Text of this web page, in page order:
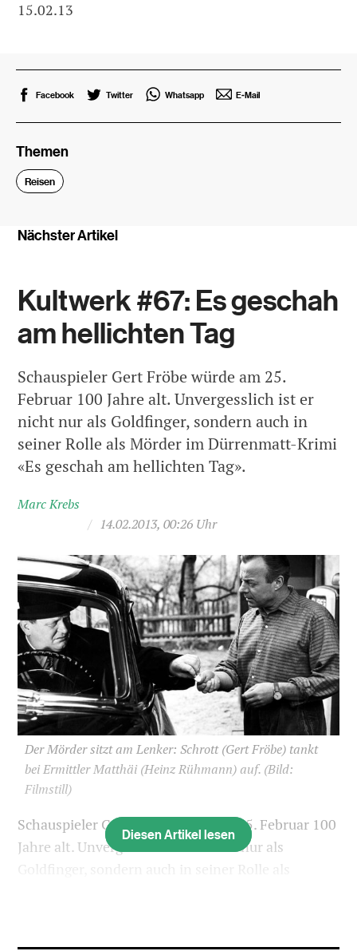
15.02.13
Facebook Twitter Whatsapp E-Mail
Themen
Reisen
Nächster Artikel
Kultwerk #67: Es geschah
am hellichten Tag
Schauspieler Gert Fröbe würde am 25.
Februar 100 Jahre alt. Unvergesslich ist er
nicht nur als Goldfinger, sondern auch in
seiner Rolle als Mörder im Dürrenmatt-Krimi
«Es geschah am hellichten Tag».
Marc Krebs
/ 14.02.2013, 00:26 Uhr
Der Mörder sitzt am Lenker: Schrott (Gert Fröbe) tankt
bei Ermittler Matthäi (Heinz Rühmann) auf. (Bild:
Filmstill)
Schauspieler Gert Fröbe würde am 25. Februar 100
Jahre alt. Unvergesslich ist er nicht nur als
Goldfinger, sondern auch in seiner Rolle als
Diesen Artikel lesen